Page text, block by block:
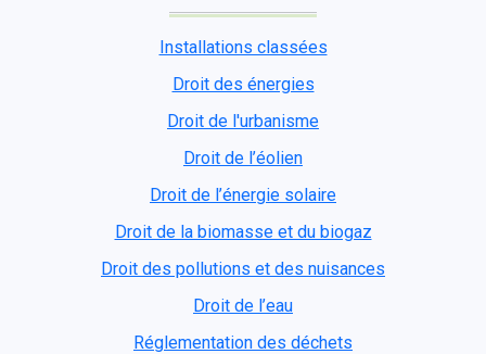
Installations classées
Droit des énergies
Droit de l'urbanisme
Droit de l’éolien
Droit de l’énergie solaire
Droit de la biomasse et du biogaz
Droit des pollutions et des nuisances
Droit de l’eau
Réglementation des déchets